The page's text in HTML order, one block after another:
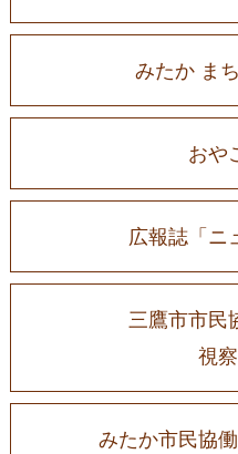
みたか ま
おや
広報誌「ニ
三鷹市市民
視
みたか市民協